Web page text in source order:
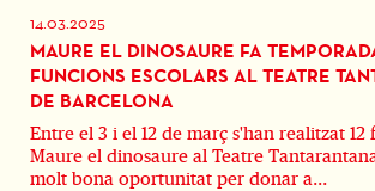
14.03.2025
MAURE EL DINOSAURE FA
FUNCIONS ESCOLARS AL TEATRE
DE BARCELONA
Entre el 3 i el 12 de març s'han realitzat 12
Maure el dinosaure al Teatre
molt bona oportunitat per donar a...